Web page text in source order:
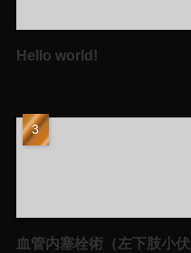
Hello world!
血管内塞栓術（左下肢小伏